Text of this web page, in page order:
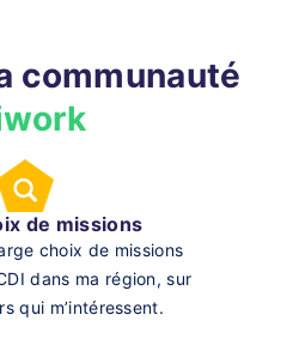
communauté
de missions
choix de missions
dans ma région, sur
qui m’intéressent.